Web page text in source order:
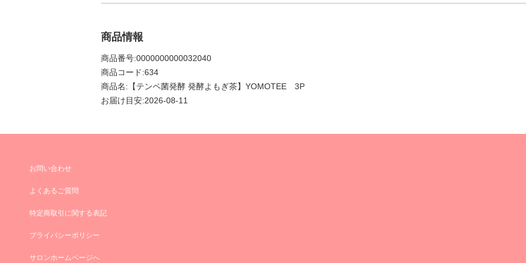
商品情報
商品番号:0000000000032040
商品コード:634
商品名:【テンペ菌発酵 発酵よもぎ茶】YOMOTEE 3P
お届け目安:2026-08-11
お問い合わせ
よくあるご質問
特定商取引に関する表記
プライバシーポリシー
サロンホームページへ